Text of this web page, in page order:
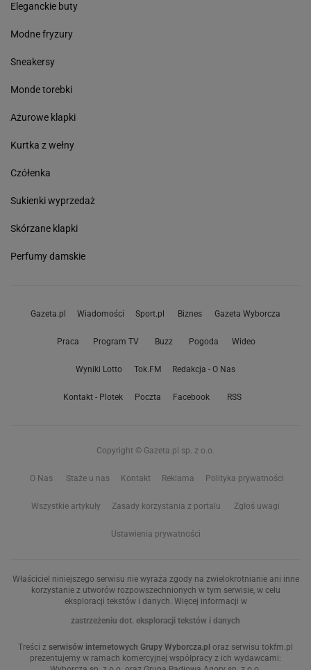
Eleganckie buty
Modne fryzury
Sneakersy
Monde torebki
Ażurowe klapki
Kurtka z wełny
Czółenka
Sukienki wyprzedaż
Skórzane klapki
Perfumy damskie
Gazeta.pl Wiadomości Sport.pl Biznes Gazeta Wyborcza
Praca Program TV Buzz Pogoda Wideo
Wyniki Lotto Tok.FM Redakcja - O Nas
Kontakt - Plotek Poczta Facebook RSS
Copyright © Gazeta.pl sp. z o.o.
O Nas Staże u nas Kontakt Reklama Polityka prywatności
Wszystkie artykuły Zasady korzystania z portalu Zgłoś uwagi
Ustawienia prywatności
Właściciel niniejszego serwisu nie wyraża zgody na zwielokrotnianie ani inne
korzystanie z utworów rozpowszechnionych w tym serwisie, w celu
eksploracji tekstów i danych. Więcej informacji w
zastrzeżeniu dot. eksploracji tekstów i danych
Treści z serwisów internetowych Grupy Wyborcza.pl oraz serwisu tokfm.pl
prezentujemy w ramach komercyjnej współpracy z ich wydawcami: